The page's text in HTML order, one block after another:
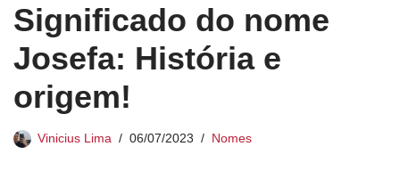
Significado do nome
Josefa: História e
origem!
Vinicius Lima 06/07/2023 Nomes